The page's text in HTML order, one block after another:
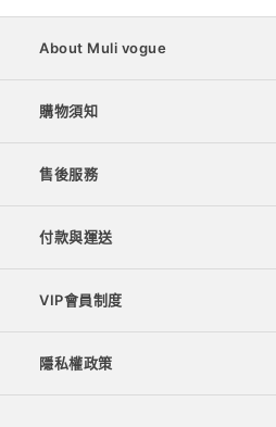
About Muli vogue
購物須知
售後服務
付款與運送
VIP會員制度
隱私權政策